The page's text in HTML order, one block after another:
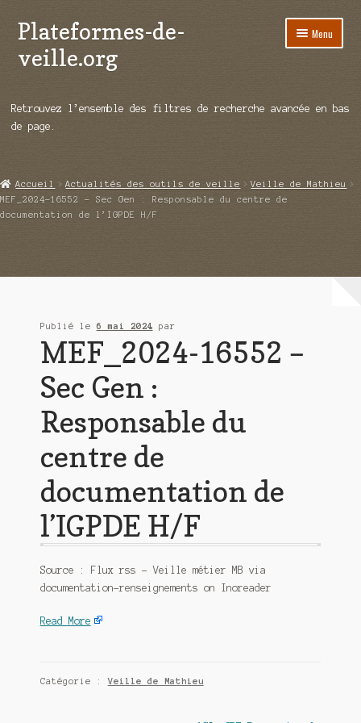
Aller
à
la
Aller
au
contenu
Plateformes-de-
veille.org
Menu
Répertoire d’ouitils
Démos vidéos
Qui sommes-nous ?
Retrouvez l’ensemble des filtres de recherche avancée en bas
de page.
Accueil Actualités des outils de veille
Veille de Mathieu
MEF_2024-16552 – Sec Gen : Responsable du centre de
documentation de l’IGPDE H/F
Publié le 6 mai 2024 par
MEF_2024-16552 –
Sec Gen :
Responsable du
centre de
documentation de
l’IGPDE H/F
Source : Flux rss – Veille métier MB via
documentation-renseignements on Inoreader
Read More
Catégorie :Veille de Mathieu